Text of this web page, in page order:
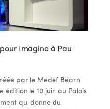
Imagine à Pau
par le Medef Béarn
édition le 10 juin au Palais
qui donne du